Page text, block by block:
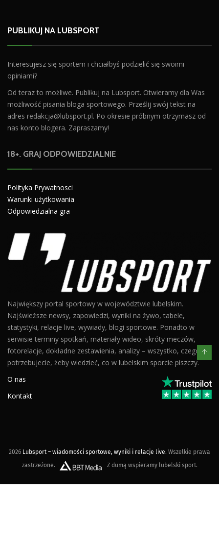
PUBLIKUJ NA LUBSPORT
Interesujesz się sportem i chciałbyś podzielić się swoimi
opiniami?
Od teraz to możliwe. Publikuj na Lubsport. Otwieramy dla Was
możliwość pisania bloga sportowego. Prześlij swój tekst na
adres redakcja@lubsport.pl. Po okresie próbnym otrzymasz od
nas konto blogera. Zapraszamy!
18+. GRAJ ODPOWIEDZIALNIE
Polityka Prywatnosci
Warunki użytkowania
Odpowiedzialna gra
Największy portal sportowy w województwie lubelskim.
Najświeższe newsy, zapowiedzi, wyniki na żywo, tabele,
statystyki, relacje live, wywiady, blogi sportowe. Ponadto w
serwisie terminy spotkań, materiały wideo, skróty meczów,
fotorelacje, dokładne zestawienia, analizy – wszystko, czego
potrzebujecie, żeby wiedzieć, co w lubelskim sporcie piszczy.
O nas
Kontakt
2026 Lubsport – wiadomości sportowe, wyniki i relacje live. Wszelkie prawa
zastrzeżone.
Z dumą wspieramy lubelski sport.